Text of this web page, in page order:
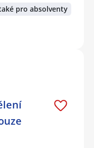
pro absolventy